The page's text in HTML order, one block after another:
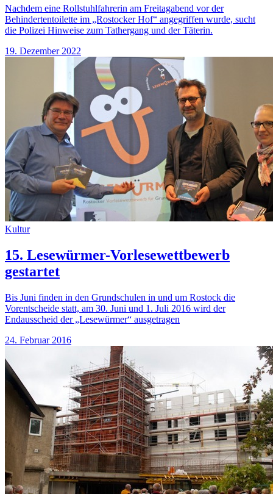
Nachdem eine Rollstuhlfahrerin am Freitagabend vor der
Behindertentoilette im „Rostocker Hof“ angegriffen wurde, sucht
die Polizei Hinweise zum Tathergang und der Täterin.
19. Dezember 2022
Kultur
15. Lesewürmer-Vorlesewettbewerb
gestartet
Bis Juni finden in den Grundschulen in und um Rostock die
Vorentscheide statt, am 30. Juni und 1. Juli 2016 wird der
Endausscheid der „Lesewürmer“ ausgetragen
24. Februar 2016